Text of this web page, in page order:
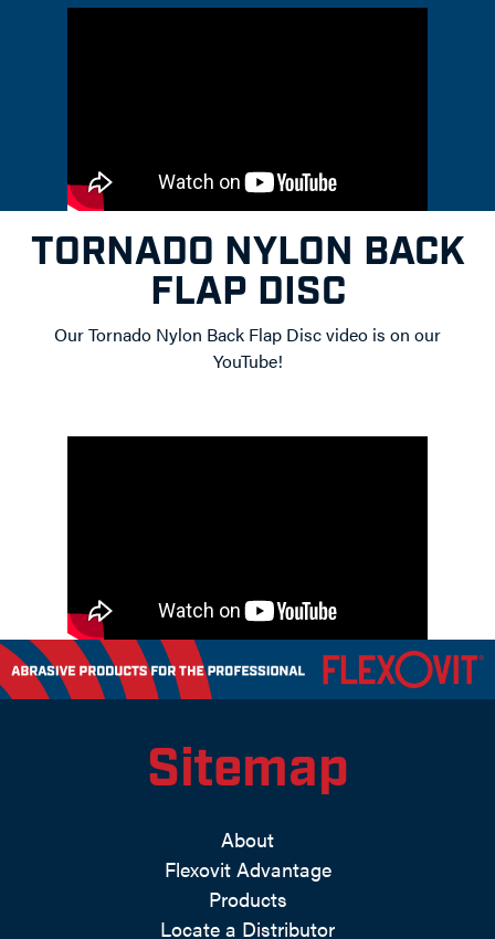
TORNADO NYLON BACK
FLAP DISC
Our Tornado Nylon Back Flap Disc video is on our
YouTube!
Sitemap
About
Flexovit Advantage
Products
Locate a Distributor